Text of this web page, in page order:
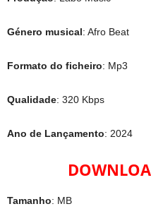
Género musical: Afro Beat
Formato do ficheiro: Mp3
Qualidade: 320 Kbps
Ano de Lançamento: 2024
Tamanho: MB